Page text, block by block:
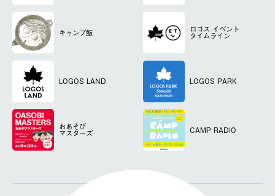
キャンプ飯 ロゴス イベント
タイムライン
LOGOS LAND LOGOS PARK
おあそび
マスターズ CAMP RADIO